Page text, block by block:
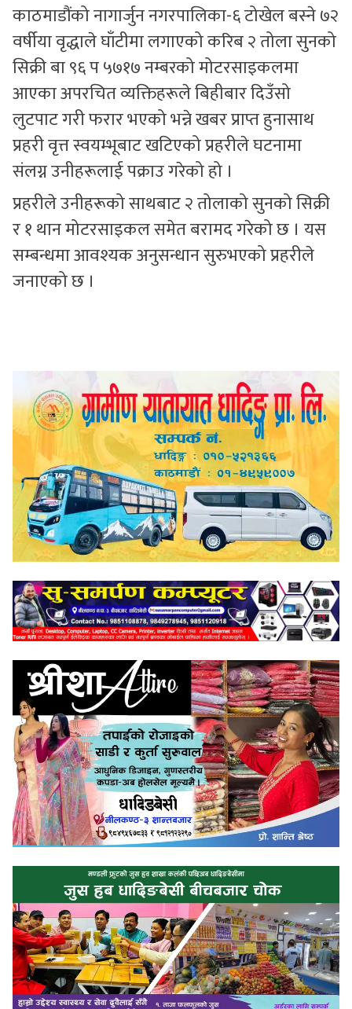
काठमाडौंको नागार्जुन नगरपालिका-६ टोखेल बस्ने ७२
वर्षीया वृद्धाले घाँटीमा लगाएको करिब २ तोला सुनको
सिक्री बा ९६ प ५७१७ नम्बरको मोटरसाइकलमा
आएका अपरचित व्यक्तिहरूले बिहीबार दिउँसो
लुटपाट गरी फरार भएको भन्ने खबर प्राप्त हुनासाथ
प्रहरी वृत्त स्वयम्भूबाट खटिएको प्रहरीले घटनामा
संलग्न उनीहरूलाई पक्राउ गरेको हो ।
प्रहरीले उनीहरूको साथबाट २ तोलाको सुनको सिक्री
र १ थान मोटरसाइकल समेत बरामद गरेको छ । यस
सम्बन्धमा आवश्यक अनुसन्धान सुरुभएको प्रहरीले
जनाएको छ ।